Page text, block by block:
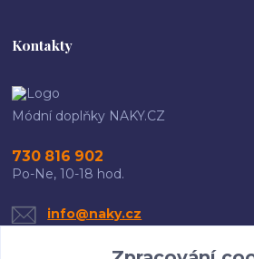
Kontakty
Módní doplňky NAKY.CZ
730 816 902
Po-Ne, 10-18 hod.
info@naky.cz